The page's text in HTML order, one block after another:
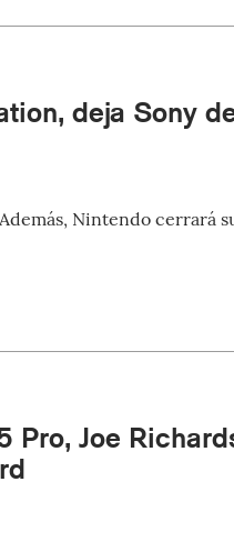
deja Sony
Nintendo cerrará
Pro, Joe